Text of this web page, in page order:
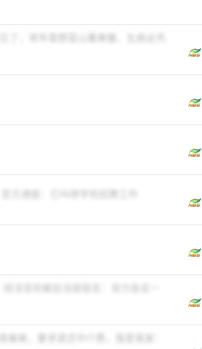
了，常年靠野菜山薯果腹，生病全凭
方通报：已叫停学校招聘工作
法官劝解后当庭取名：双方各定一
搬离，要求退还中介费，我爱我家：